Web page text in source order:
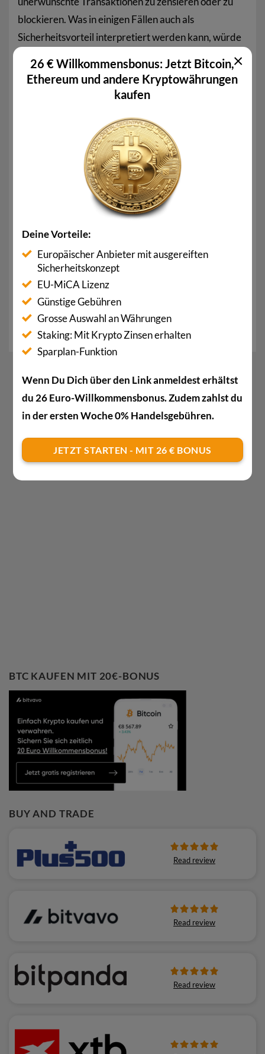
blockieren. Was in einigen Fällen auch als
Sicherheitsvorteil interpretiert werden kann, würde
elementaren Vorteile nehmen, die Neutralität bzw.
Single Point of Failureist ein weiterer Nachteil von
Zentralität, da es nur einen einzigen Ausfallpunkt
gibt. Versagt dieser, wäre die gesamte Blockchain
betroffen. Das wäre unter anderem für Anleger mit
hohem Vermögen an Kryptowährungen sehr
Fazit
Zentralisierung in der Blockchain-Technologie ist ein
komplexes Thema und erfordert eine sorgfältige
Überwachung, um sicherzustellen, dass die Vorteile
der dezentralen Natur der Blockchain erhalten
bleiben.
BTC KAUFEN MIT 20€-BONUS
BUY AND TRADE
Read review
Read review
Read review
26 € Willkommensbonus: Jetzt Bitcoin,
Ethereum und andere Kryptowährungen
kaufen
Deine Vorteile:
Europäischer Anbieter mit ausgereiften
Sicherheitskonzept
EU-MiCA Lizenz
Günstige Gebühren
Grosse Auswahl an Währungen
Staking: Mit Krypto Zinsen erhalten
Sparplan-Funktion
Wenn Du Dich über den Link anmeldest erhältst
du 26 Euro-Willkommensbonus. Zudem zahlst du
in der ersten Woche 0% Handelsgebühren.
JETZT STARTEN - MIT 26 € BONUS
×